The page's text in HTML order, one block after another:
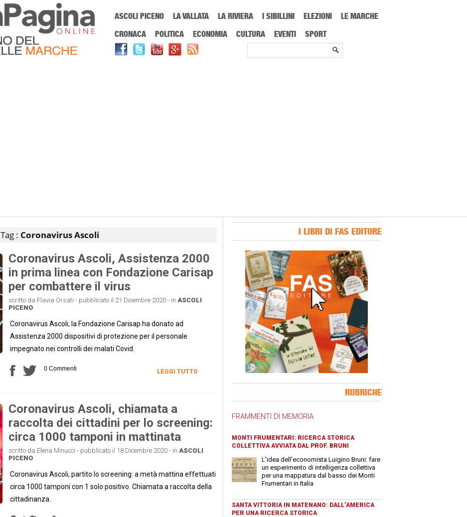
ASCOLI PICENO LA VALLATA LA RIVIERA I SIBILLINI ELEZIONI
LE MARCHE
CRONACA
POLITICA ECONOMIA CULTURA EVENTI SPORT
Tag : Coronavirus Ascoli
Coronavirus Ascoli, Assistenza 2000
in prima linea con Fondazione Carisap
per combattere il virus
scritto da Flavia Orsati - pubblicato il 21 Dicembre 2020 - in ASCOLI
PICENO
Coronavirus Ascoli; la Fondazione Carisap ha donato ad
Assistenza 2000 dispositivi di protezione per il personale
impegnato nei controlli dei malati Covid.
0 Commenti LEGGI TUTTO
Coronavirus Ascoli, chiamata a
raccolta dei cittadini per lo screening:
circa 1000 tamponi in mattinata
scritto da Elena Minucci - pubblicato il 18 Dicembre 2020 - in ASCOLI
PICENO
Coronavirus Ascoli, partito lo screening: a metà mattina effettuati
circa 1000 tamponi con 1 solo positivo. Chiamata a raccolta della
cittadinanza.
I LIBRI DI FAS EDITORE
RUBRICHE
FRAMMENTI DI MEMORIA
MONTI FRUMENTARI: RICERCA STORICA
COLLETTIVA AVVIATA DAL PROF. BRUNI
L'idea dell'economista Luigino Bruni: fare
un esperimento di intelligenza collettiva
per una mappatura dal basso dei Monti
Frumentari in Italia
SANTA VITTORIA IN MATENANO: DALL’AMERICA
PER UNA RICERCA STORICA